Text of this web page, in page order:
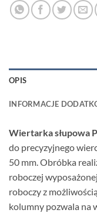
OPIS
INFORMACJE
Wiertarka słupowa
do precyzyjnego
50 mm. Obróbka
roboczej
roboczy z
kolumny pozwala na